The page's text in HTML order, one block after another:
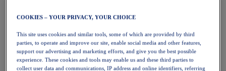
Running
Trail running
Tennis
Pallavolo
Pallamano
Padel
Netball
COOKIES – YOUR PRIVACY, YOUR CHOICE
This site uses cookies and similar tools, some of which are provided by third
parties, to operate and improve our site, enable social media and other features,
support our advertising and marketing efforts, and give you the best possible
experience. These cookies and tools may enable us and these third parties to
collect user data and communications, IP address and online identifiers, referring